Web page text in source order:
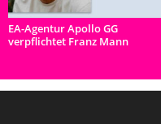
EA-Agentur Apollo GG
verpflichtet Franz Mann